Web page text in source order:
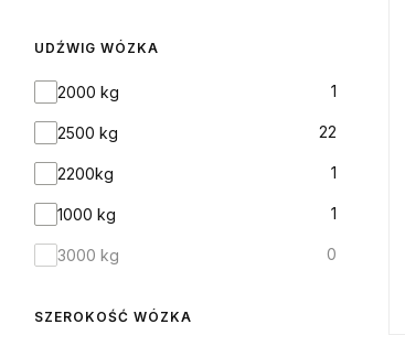
UDŹWIG WÓZKA
Udźwig wózka
2000 kg 1
2500 kg 22
2200kg 1
1000 kg 1
3000 kg 0
SZEROKOŚĆ WÓZKA